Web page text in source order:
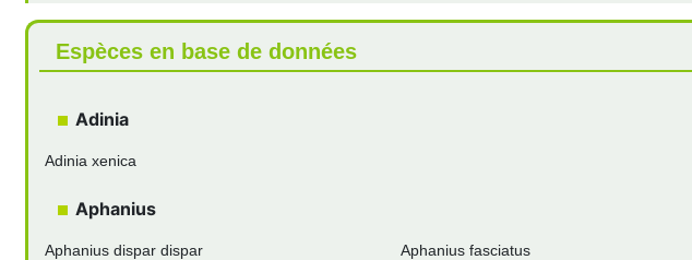
Espèces en base de données
Adinia
Adinia xenica
Aphanius
Aphanius dispar dispar Aphanius fasciatus